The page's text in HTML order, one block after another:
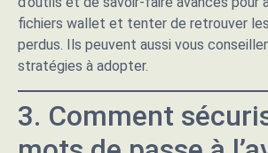
fichiers wallet et tenter de retrouver
perdus. Ils peuvent aussi vous
stratégies à adopter.
3. Comment